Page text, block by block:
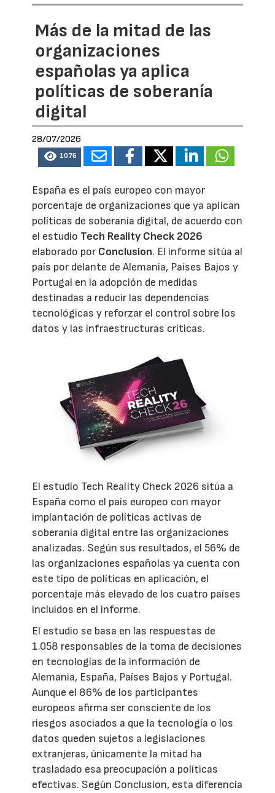
Más de la mitad de las
organizaciones
españolas ya aplica
políticas de soberanía
digital
28/07/2026
1076
España es el país europeo con mayor
porcentaje de organizaciones que ya aplican
políticas de soberanía digital, de acuerdo con
el estudio Tech Reality Check 2026
elaborado por Conclusion. El informe sitúa al
país por delante de Alemania, Países Bajos y
Portugal en la adopción de medidas
destinadas a reducir las dependencias
tecnológicas y reforzar el control sobre los
datos y las infraestructuras críticas.
El estudio Tech Reality Check 2026 sitúa a
España como el país europeo con mayor
implantación de políticas activas de
soberanía digital entre las organizaciones
analizadas. Según sus resultados, el 56% de
las organizaciones españolas ya cuenta con
este tipo de políticas en aplicación, el
porcentaje más elevado de los cuatro países
incluidos en el informe.
El estudio se basa en las respuestas de
1.058 responsables de la toma de decisiones
en tecnologías de la información de
Alemania, España, Países Bajos y Portugal.
Aunque el 86% de los participantes
europeos afirma ser consciente de los
riesgos asociados a que la tecnología o los
datos queden sujetos a legislaciones
extranjeras, únicamente la mitad ha
trasladado esa preocupación a políticas
efectivas. Según Conclusion, esta diferencia